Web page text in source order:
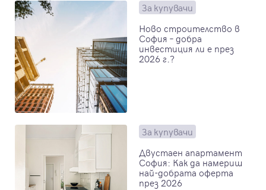
За купувачи
Ново строителство в
София – добра
инвестиция ли е през
2026 г.?
За купувачи
Двустаен апартамент
София: Как да намериш
най-добрата оферта
през 2026